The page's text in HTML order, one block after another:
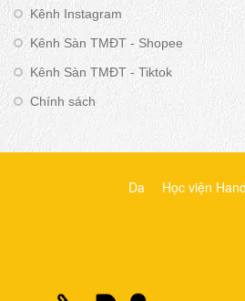
Kênh Instagram
Kênh Sàn TMĐT - Shopee
Kênh Sàn TMĐT - Tiktok
Chính sách
Da Học viện